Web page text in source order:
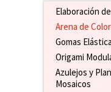
Elaboración
Arena de
Gomas
Origami
Azulejos y
Mosaicos